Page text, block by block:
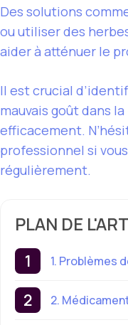
Des solutions
ou utiliser des
aider à atténuer le
Il est crucial
mauvais goût dans
efficacement.
professionnel si
régulièrement.
PLAN DE
1. Problèmes
2.